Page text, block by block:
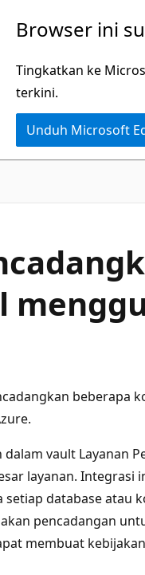
Browser ini
Tingkatkan ke
terkini.
Unduh Microsoft
beberapa
vault Layanan
layanan. Integrasi
setiap database atau
pencadangan
membuat